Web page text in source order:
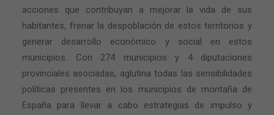
acciones que contribuyan a mejorar la vida de sus
habitantes, frenar la despoblación de estos territorios y
generar desarrollo económico y social en estos
municipios. Con 274 municipios y 4 diputaciones
provinciales asociadas, aglutina todas las sensibilidades
políticas presentes en los municipios de montaña de
España para llevar a cabo estrategias de impulso y